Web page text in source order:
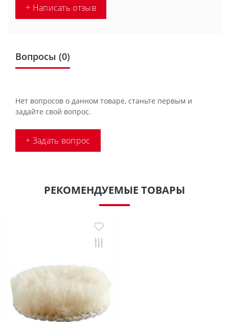
+ Написать отзыв
Вопросы (0)
Нет вопросов о данном товаре, станьте первым и
задайте свой вопрос.
+ Задать вопрос
РЕКОМЕНДУЕМЫЕ ТОВАРЫ